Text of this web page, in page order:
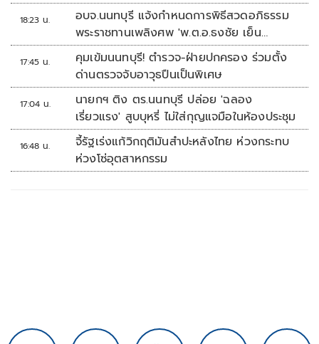
18:23 น.
อบจ.นนทบุรี แจ้งกำหนดการพิธีสวดอภิธรรม
พระราชทานเพลิงศพ 'พ.ต.อ.ธงชัย เย็น
ประเสริฐ'
17:45 น.
คุมเข้มนนทบุรี! ตำรวจ-ฝ่ายปกครอง ร่วมตั้ง
ด่านตรวจจับอาวุธปืนเป็นพิเศษ
17:04 น.
นายกฯ ติง ตร.นนทบุรี ปล่อย 'ฉลอง
เรี่ยวแรง' สูบบุหรี่ ไม่ใส่กุญแจมือในห้องประชุม
16:48 น.
จี้รัฐเร่งแก้วิกฤติมันสำปะหลังไทย ห่วงกระทบ
ห่วงโซ่อุตสาหกรรม